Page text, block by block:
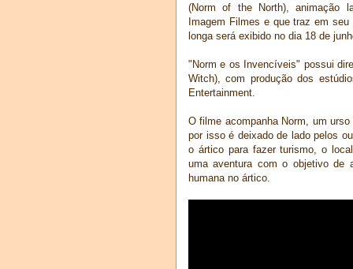
(Norm of the North), animação
Imagem Filmes e que traz em
longa será exibido no dia 18 de
"Norm e os Invencíveis" possui
Witch), com produção dos
Entertainment.
O filme acompanha Norm, um
por isso é deixado de lado pelos
o ártico para fazer turismo, o
uma aventura com o objetivo de
humana no ártico.